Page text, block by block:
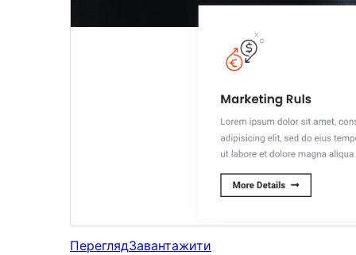
ПереглядЗавантажити